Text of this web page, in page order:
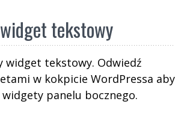
tekstowy
widget tekstowy. Odwiedź
w kokpicie WordPressa aby
widgety panelu bocznego.